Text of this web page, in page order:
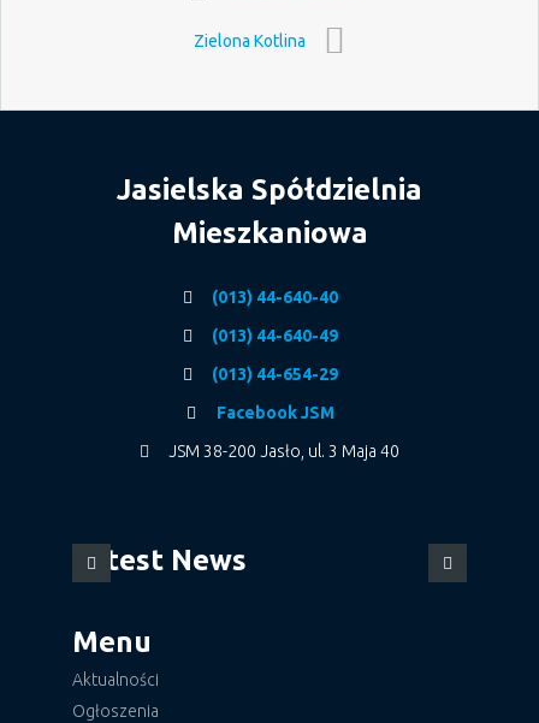
Zielona Kotlina
Jasielska Spółdzielnia
Mieszkaniowa
(013) 44-640-40
(013) 44-640-49
(013) 44-654-29
Facebook JSM
JSM 38-200 Jasło, ul. 3 Maja 40
Latest News
Menu
Aktualności
Ogłoszenia